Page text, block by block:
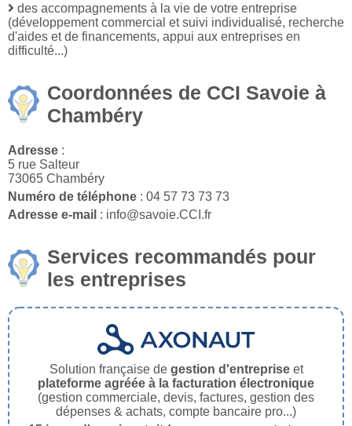
des accompagnements à la vie de votre entreprise
(développement commercial et suivi individualisé, recherche
d'aides et de financements, appui aux entreprises en
difficulté...)
Coordonnées de CCI Savoie à
Chambéry
Adresse :
5 rue Salteur
73065 Chambéry
Numéro de téléphone : 04 57 73 73 73
Adresse e-mail : info@savoie.CCI.fr
Services recommandés pour
les entreprises
Solution française de gestion d'entrepriseet
plateforme agréée à la facturation électronique
(gestion commerciale, devis, factures, gestion des
dépenses & achats, compte bancaire pro...)